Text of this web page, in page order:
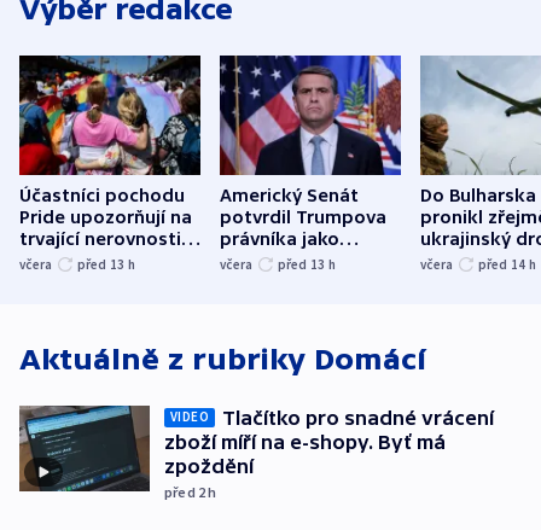
Výběr redakce
Účastníci pochodu
Pride upozorňují na
trvající nerovnosti i
společenskou
včera před 13 h
Americký Senát
potvrdil Trumpova
právníka jako
ministra
včera před 13 h
Do Bulharska
pronikl
ukrajinský
explodoval
včera před 14 h
Aktuálně z rubriky Domácí
VIDEO
Tlačítko pro snadné vrácení
zboží míří na e-shopy. Byť má
zpoždění
před 2h